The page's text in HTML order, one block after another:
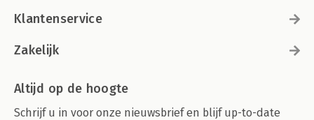
Klantenservice
Zakelijk
Altijd op de hoogte
Schrijf u in voor onze nieuwsbrief en blijf up-to-date